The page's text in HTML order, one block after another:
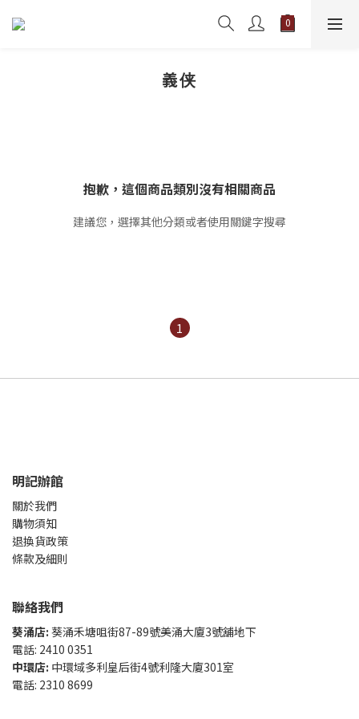
義侠
抱歉，這個商品類別沒有相關商品
建議您，選擇其他分類或者使用關鍵字搜尋
1
明記辦館
關於我們
購物須知
退換貨政策
條款及細則
聯絡我們
葵涌店: 葵涌禾塘咀街87-89號美涌大廈3號舖地下
電話: 2410 0351
中環店: 中環域多利皇后街4號利隆大廈301室
電話: 2310 8699